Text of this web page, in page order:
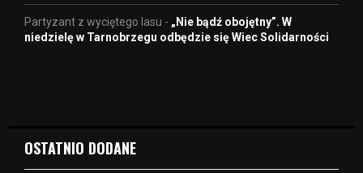
Partyzant z wyciętego lasu - „Nie bądź obojętny”. W
niedzielę w Tarnobrzegu odbędzie się Wiec Solidarności
OSTATNIO DODANE